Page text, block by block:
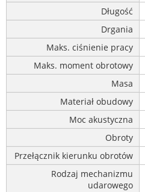
Długość
Drgania
Maks. ciśnienie pracy
Maks. moment obrotowy
Masa
Materiał obudowy
Moc akustyczna
Obroty
Przełącznik kierunku obrotów
Rodzaj mechanizmu
udarowego